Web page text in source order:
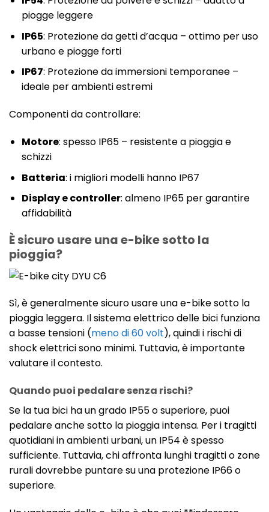
piogge leggere
IP65: Protezione da getti d’acqua – ottimo per uso
urbano e piogge forti
IP67: Protezione da immersioni temporanee –
ideale per ambienti estremi
Componenti da controllare:
Motore: spesso IP65 – resistente a pioggia e
schizzi
Batteria: i migliori modelli hanno IP67
Display e controller: almeno IP65 per garantire
affidabilità
È sicuro usare una e-bike sotto la
pioggia?
Sì, è generalmente sicuro usare una e-bike sotto la
pioggia leggera. Il sistema elettrico delle bici funziona
a basse tensioni (meno di 60 volt), quindi i rischi di
shock elettrici sono minimi. Tuttavia, è importante
valutare il contesto.
Quando puoi pedalare senza rischi?
Se la tua bici ha un grado IP55 o superiore, puoi
pedalare anche sotto la pioggia intensa. Per i tragitti
quotidiani in ambienti urbani, un IP54 è spesso
sufficiente. Tuttavia, chi affronta lunghi tragitti o zone
rurali dovrebbe puntare su una protezione IP66 o
superiore.